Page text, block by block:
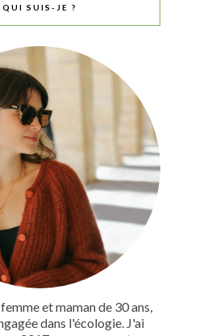
QUI SUIS-JE ?
et maman de 30 ans,
dans l'écologie. J'ai